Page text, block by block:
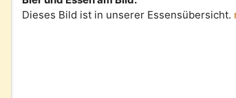
Dieses Bild ist in unserer Essensübersicht.